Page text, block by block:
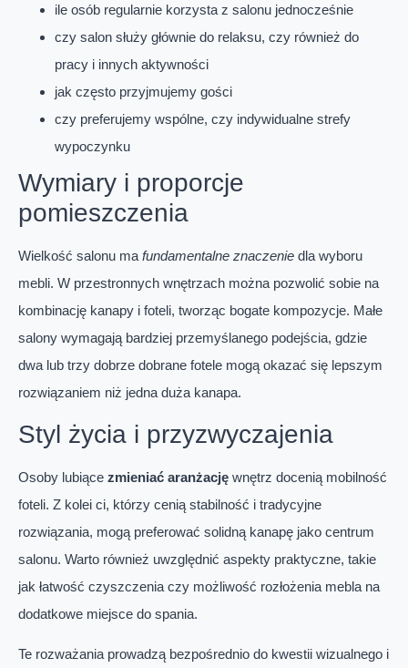
ile osób regularnie korzysta z salonu jednocześnie
czy salon służy głównie do relaksu, czy również do
pracy i innych aktywności
jak często przyjmujemy gości
czy preferujemy wspólne, czy indywidualne strefy
wypoczynku
Wymiary i proporcje
pomieszczenia
Wielkość salonu ma fundamentalne znaczenie dla wyboru
mebli. W przestronnych wnętrzach można pozwolić sobie na
kombinację kanapy i foteli, tworząc bogate kompozycje. Małe
salony wymagają bardziej przemyślanego podejścia, gdzie
dwa lub trzy dobrze dobrane fotele mogą okazać się lepszym
rozwiązaniem niż jedna duża kanapa.
Styl życia i przyzwyczajenia
Osoby lubiące zmieniać aranżację wnętrz docenią mobilność
foteli. Z kolei ci, którzy cenią stabilność i tradycyjne
rozwiązania, mogą preferować solidną kanapę jako centrum
salonu. Warto również uwzględnić aspekty praktyczne, takie
jak łatwość czyszczenia czy możliwość rozłożenia mebla na
dodatkowe miejsce do spania.
Te rozważania prowadzą bezpośrednio do kwestii wizualnego i